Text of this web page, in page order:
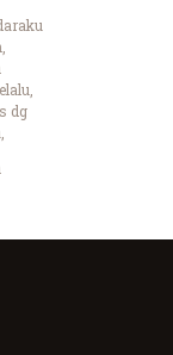
dg